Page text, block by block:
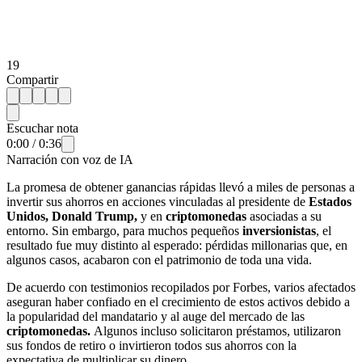
19
Compartir
Escuchar nota
0:00 /0:36
Narración con voz de IA
La promesa de obtener ganancias rápidas llevó a miles de personas a
invertir sus ahorros en acciones vinculadas al presidente de Estados
Unidos, Donald Trump, y en criptomonedas asociadas a su
entorno. Sin embargo, para muchos pequeños inversionistas, el
resultado fue muy distinto al esperado: pérdidas millonarias que, en
algunos casos, acabaron con el patrimonio de toda una vida.
De acuerdo con testimonios recopilados por Forbes, varios afectados
aseguran haber confiado en el crecimiento de estos activos debido a
la popularidad del mandatario y al auge del mercado de las
criptomonedas. Algunos incluso solicitaron préstamos, utilizaron
sus fondos de retiro o invirtieron todos sus ahorros con la